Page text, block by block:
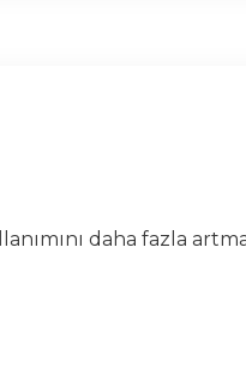
daha fazla